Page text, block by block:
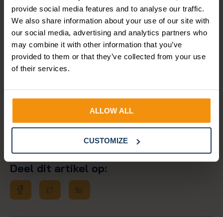
provide social media features and to analyse our traffic.
We also share information about your use of our site with
our social media, advertising and analytics partners who
may combine it with other information that you’ve
provided to them or that they’ve collected from your use
of their services.
ALLOW ALL
CUSTOMIZE
JA, IK WORD LID
Justin
Deel dit artikel op: